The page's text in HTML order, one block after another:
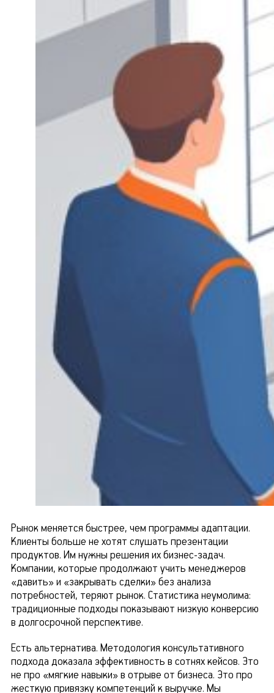
Рынок меняется быстрее, чем программы адаптации.
Клиенты больше не хотят слушать презентации
продуктов. Им нужны решения их бизнес-задач.
Компании, которые продолжают учить менеджеров
«давить» и «закрывать сделки» без анализа
потребностей, теряют рынок. Статистика неумолима:
традиционные подходы показывают низкую конверсию
в долгосрочной перспективе.
Есть альтернатива. Методология консультативного
подхода доказала эффективность в сотнях кейсов. Это
не про «мягкие навыки» в отрыве от бизнеса. Это про
жесткую привязку компетенций к выручке. Мы